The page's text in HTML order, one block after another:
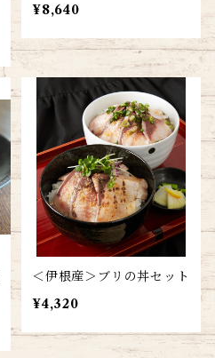
¥8,640
＜伊根産＞ブリの丼セット
¥4,320